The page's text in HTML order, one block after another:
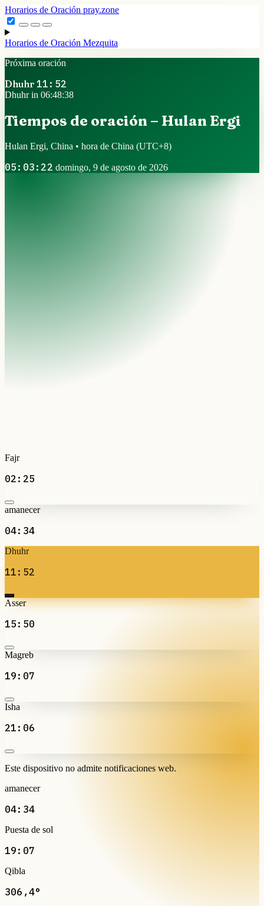
Horarios de Oración pray.zone
Horarios de Oración Mezquita
Próxima oración
Dhuhr 11:52
Dhuhr in 06:48:37
Tiempos de oración – Hulan Ergi
Hulan Ergi, China • hora de China (UTC+8)
05:03:23 domingo, 9 de agosto de 2026
Fajr
02:25
amanecer
04:34
Dhuhr
11:52
Asser
15:50
Magreb
19:07
Isha
21:06
Este dispositivo no admite notificaciones web.
amanecer
04:34
Puesta de sol
19:07
Qibla
306,4°